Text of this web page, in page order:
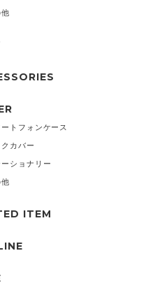
トフォンケース
カバー
ショナリー
ITEM